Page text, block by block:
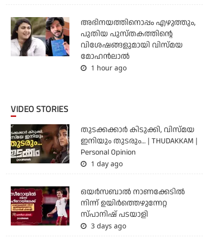
അഭിനയത്തിനൊപ്പം എഴുത്തും,
പുതിയ പുസ്തകത്തിന്റെ
വിശേഷങ്ങളുമായി വിസ്മയ
മോഹൻലാൽ
1 hour ago
VIDEO STORIES
തുടക്കക്കാര്‍ കിടുക്കി, വിസ്മയ
ഇനിയും തുടരും... | THUDAKKAM |
Personal Opinion
1 day ago
ഒയര്‍സബാൽ നാണക്കേടിൽ
നിന്ന് ഉയിർത്തെഴുന്നേറ്റ
സ്പാനിഷ് പടയാളി
3 days ago